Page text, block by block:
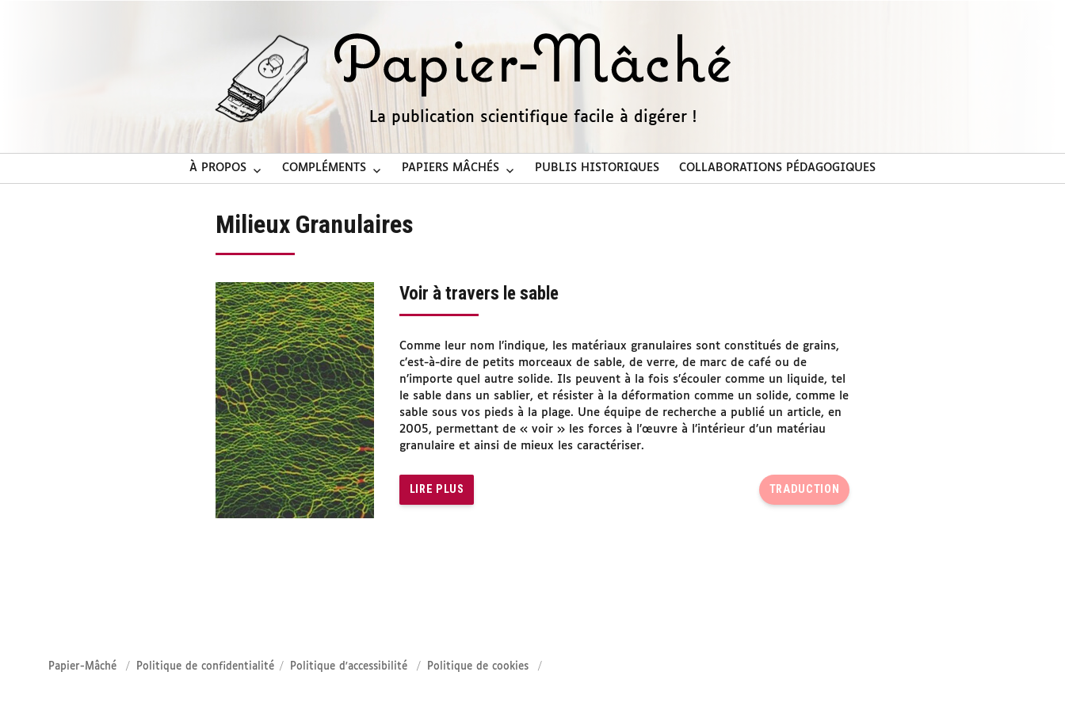
La publication scientifique facile à digérer !
À PROPOS COMPLÉMENTS PAPIERS MÂCHÉS PUBLIS HISTORIQUES COLLABORATIONS PÉDAGOGIQUES
Milieux Granulaires
Voir à travers le sable
Comme leur nom l’indique, les matériaux granulaires sont constitués de grains,
c’est-à-dire de petits morceaux de sable, de verre, de marc de café ou de
n’importe quel autre solide. Ils peuvent à la fois s’écouler comme un liquide, tel
le sable dans un sablier, et résister à la déformation comme un solide, comme le
sable sous vos pieds à la plage. Une équipe de recherche a publié un article, en
2005, permettant de « voir » les forces à l’œuvre à l’intérieur d’un matériau
granulaire et ainsi de mieux les caractériser.
LIRE PLUS TRADUCTION
Papier-Mâché Politique de confidentialité Politique d'accessibilité Politique de cookies